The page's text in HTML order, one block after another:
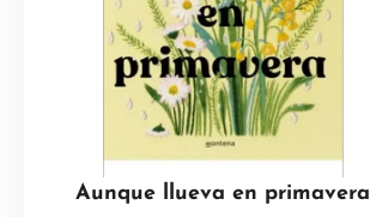
Aunque llueva en primavera